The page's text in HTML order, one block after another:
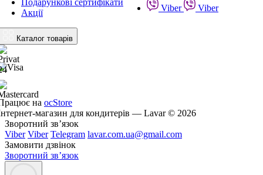
Акції
Каталог товарів
Viber
Viber
на ocStore
магазин для кондитерів — Lavar © 2026
Зворотний зв’язок
Viber Viber Telegram lavar.com.ua@gmail.com
Замовити дзвінок
Зворотний зв’язок